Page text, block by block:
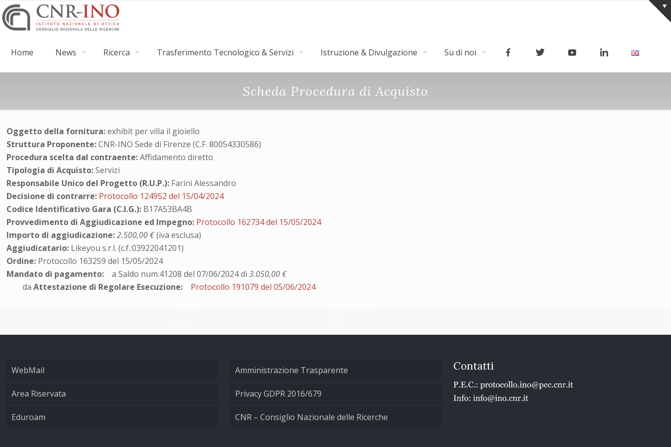
Home News Ricerca Trasferimento Tecnologico & Servizi Istruzione & Divulgazione Su di noi
Scheda Procedura di Acquisto
Oggetto della fornitura:exhibit per villa il gioiello
Struttura Proponente:CNR-INO Sede di Firenze (C.F. 80054330586)
Procedura scelta dal contraente:Affidamento diretto
Tipologia di Acquisto:Servizi
Responsabile Unico del Progetto (R.U.P.): Farini Alessandro
Decisione di contrarre: Protocollo 124952 del 15/04/2024
Codice Identificativo Gara (C.I.G.): B17A53BA4B
Provvedimento di Aggiudicazione ed Impegno: Protocollo 162734 del 15/05/2024
Importo di aggiudicazione: 2.500,00 €(iva esclusa)
Aggiudicatario: Likeyou s.r.l. (c.f.:03922041201)
Ordine: Protocollo 163259 del 15/05/2024
Mandato di pagamento: a Saldo num.41208 del 07/06/2024 di3.050,00 €
daAttestazione di Regolare Esecuzione: Protocollo 191079 del 05/06/2024
WebMail
Area Riservata
Eduroam
Amministrazione Trasparente
Privacy GDPR 2016/679
CNR – Consiglio Nazionale delle Ricerche
Contatti